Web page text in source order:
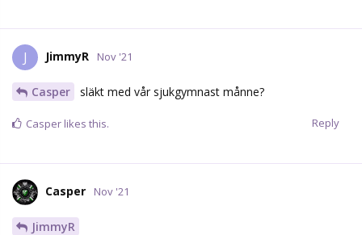
J JimmyR Nov '21
Casper släkt med vår sjukgymnast månne?
Reply
Casper likes this.
Casper Nov '21
JimmyR